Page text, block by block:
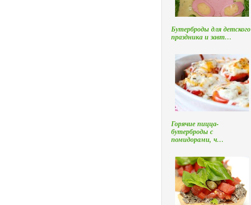
Бутерброды для детского
праздника и завт…
Горячие пицца-
бутерброды с
помидорами, ч…